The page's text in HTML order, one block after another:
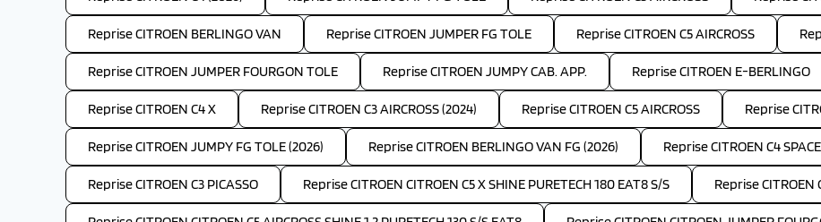
Reprise CITROEN BERLINGO VAN Reprise CITROEN JUMPER FG TOLE Reprise CITROEN C5 AIRCROSS
Reprise CITROEN JUMPER FOURGON TOLE Reprise CITROEN JUMPY CAB. APP. Reprise CITROEN E-BERLINGO
Reprise CITROEN C4 X Reprise CITROEN C3 AIRCROSS (2024) Reprise CITROEN C5 AIRCROSS Reprise
Reprise CITROEN JUMPY FG TOLE (2026) Reprise CITROEN BERLINGO VAN FG (2026) Reprise CITROEN C4
Reprise CITROEN C3 PICASSO Reprise CITROEN CITROEN C5 X SHINE PURETECH 180 EAT8 S/S Reprise CITROEN